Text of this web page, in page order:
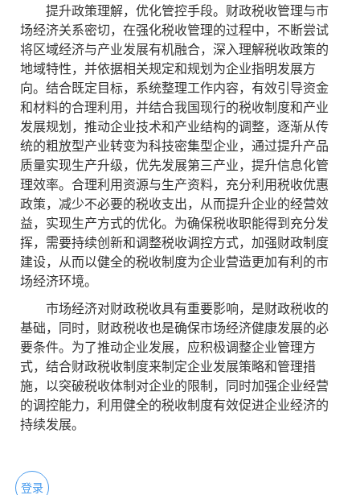
提升政策理解，优化管控手段。财政税收管理与市
场经济关系密切，在强化税收管理的过程中，不断尝试
将区域经济与产业发展有机融合，深入理解税收政策的
地域特性，并依据相关规定和规划为企业指明发展方
向。结合既定目标，系统整理工作内容，有效引导资金
和材料的合理利用，并结合我国现行的税收制度和产业
发展规划，推动企业技术和产业结构的调整，逐渐从传
统的粗放型产业转变为科技密集型企业，通过提升产品
质量实现生产升级，优先发展第三产业，提升信息化管
理效率。合理利用资源与生产资料，充分利用税收优惠
政策，减少不必要的税收支出，从而提升企业的经营效
益，实现生产方式的优化。为确保税收职能得到充分发
挥，需要持续创新和调整税收调控方式，加强财政制度
建设，从而以健全的税收制度为企业营造更加有利的市
场经济环境。
市场经济对财政税收具有重要影响，是财政税收的
基础，同时，财政税收也是确保市场经济健康发展的必
要条件。为了推动企业发展，应积极调整企业管理方
式，结合财政税收制度来制定企业发展策略和管理措
施，以突破税收体制对企业的限制，同时加强企业经营
的调控能力，利用健全的税收制度有效促进企业经济的
持续发展。
登录